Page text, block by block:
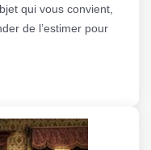
qui vous convient,
de l’estimer pour